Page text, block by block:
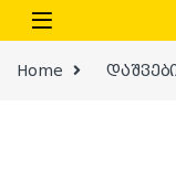
Skip to navigation
Skip to content
Home